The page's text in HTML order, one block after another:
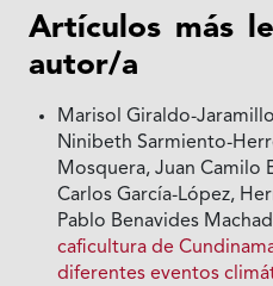
Artículos más
autor/a
Marisol Giraldo-
Ninibeth Sarmiento-
Mosquera, Juan Camilo
Carlos García-López,
Pablo Benavides
caficultura de
diferentes eventos